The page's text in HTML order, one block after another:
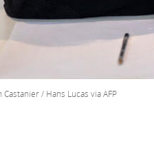
Castanier / Hans Lucas via AFP